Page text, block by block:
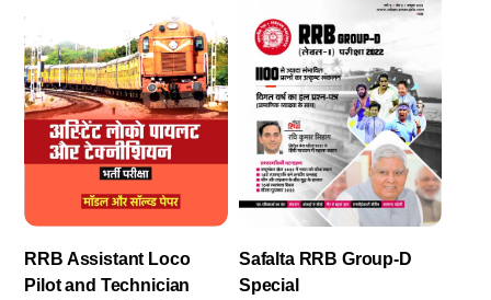
RRB Assistant Loco
Pilot and Technician
Safalta RRB Group-D
Special